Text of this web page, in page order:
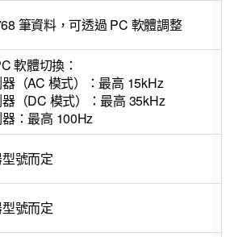
筆資料，可透過 PC 軟體調整
軟體切換：
（AC 模式）：最高 15kHz
（DC 模式）：最高 35kHz
：最高 100Hz
號而定
號而定